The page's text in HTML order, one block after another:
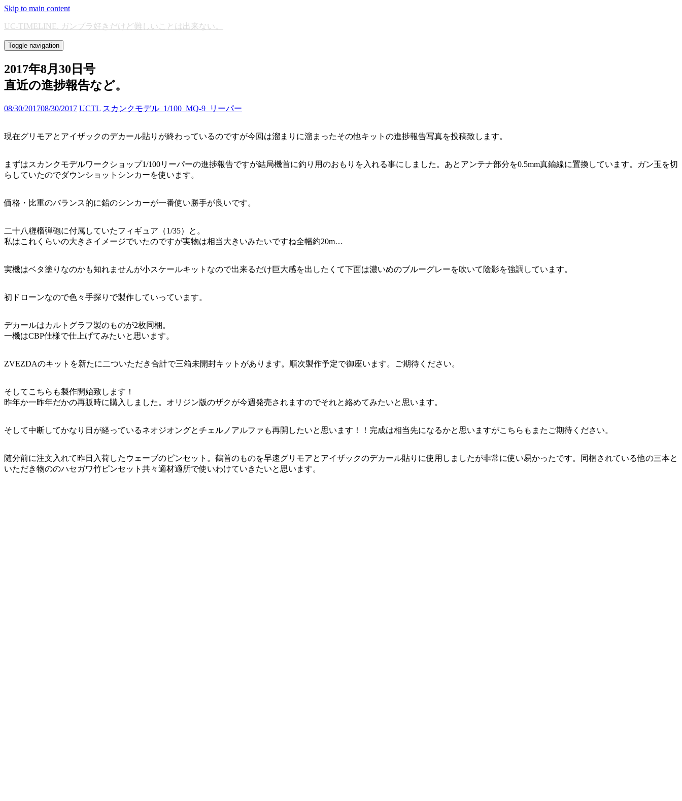
Skip to main content
UC-TIMELINE. ガンプラ好きだけど難しいことは出来ない。
Toggle navigation
2017年8月30日号
直近の進捗報告など。
08/30/201708/30/2017 UCTL スカンクモデル_1/100_MQ-9_リーパー
現在グリモアとアイザックのデカール貼りが終わっているのですが今回は溜まりに溜まったその他キットの進捗報告写真を投稿致します。
まずはスカンクモデルワークショップ1/100リーパーの進捗報告ですが結局機首に釣り用のおもりを入れる事にしました。あとアンテナ部分を0.5mm真鍮線に置換しています。ガン玉を切
らしていたのでダウンショットシンカーを使います。
価格・比重のバランス的に鉛のシンカーが一番使い勝手が良いです。
二十八糎榴弾砲に付属していたフィギュア（1/35）と。
私はこれくらいの大きさイメージでいたのですが実物は相当大きいみたいですね全幅約20m…
実機はベタ塗りなのかも知れませんが小スケールキットなので出来るだけ巨大感を出したくて下面は濃いめのブルーグレーを吹いて陰影を強調しています。
初ドローンなので色々手探りで製作していっています。
デカールはカルトグラフ製のものが2枚同梱。
一機はCBP仕様で仕上げてみたいと思います。
ZVEZDAのキットを新たに二ついただき合計で三箱未開封キットがあります。順次製作予定で御座います。ご期待ください。
そしてこちらも製作開始致します！
昨年か一昨年だかの再販時に購入しました。オリジン版のザクが今週発売されますのでそれと絡めてみたいと思います。
そして中断してかなり日が経っているネオジオングとチェルノアルファも再開したいと思います！！完成は相当先になるかと思いますがこちらもまたご期待ください。
随分前に注文入れて昨日入荷したウェーブのピンセット。鶴首のものを早速グリモアとアイザックのデカール貼りに使用しましたが非常に使い易かったです。同梱されている他の三本と
いただき物ののハセガワ竹ピンセット共々適材適所で使いわけていきたいと思います。